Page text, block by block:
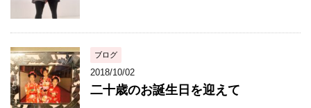
ブログ
2018/10/02
二十歳のお誕生日を迎えて